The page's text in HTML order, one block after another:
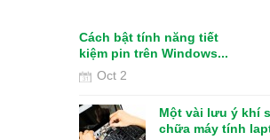
Cách bật tính năng tiết
kiệm pin trên Windows...
Oct 2
Một vài lưu ý khí
chữa máy tính